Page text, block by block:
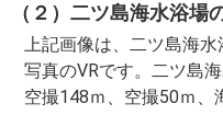
（２）二ツ島海水浴場
上記画像は、二ツ島海
写真のVRです。二ツ島
空撮148ｍ、空撮50ｍ、